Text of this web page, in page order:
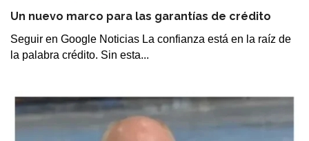
Un nuevo marco para las garantías de crédito
Seguir en Google Noticias La confianza está en la raíz de
la palabra crédito. Sin esta...